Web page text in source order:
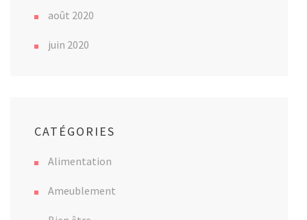
août 2020
juin 2020
CATÉGORIES
Alimentation
Ameublement